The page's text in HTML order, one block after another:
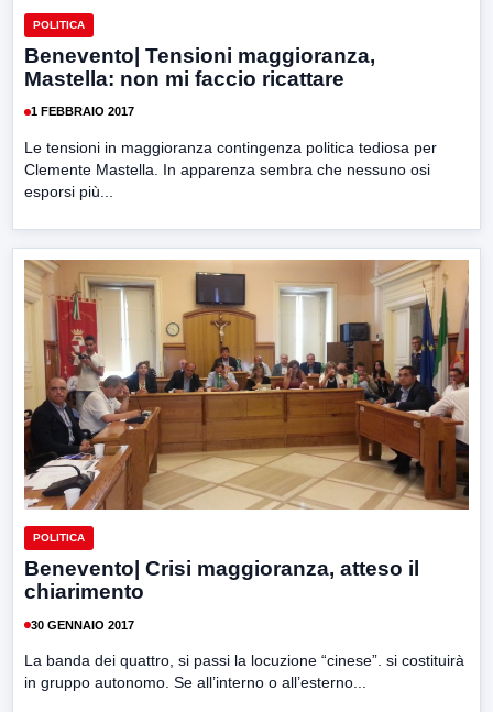
POLITICA
Benevento| Tensioni maggioranza,
Mastella: non mi faccio ricattare
1 FEBBRAIO 2017
Le tensioni in maggioranza contingenza politica tediosa per
Clemente Mastella. In apparenza sembra che nessuno osi
esporsi più...
POLITICA
Benevento| Crisi maggioranza, atteso il
chiarimento
30 GENNAIO 2017
La banda dei quattro, si passi la locuzione “cinese”. si costituirà
in gruppo autonomo. Se all’interno o all’esterno...